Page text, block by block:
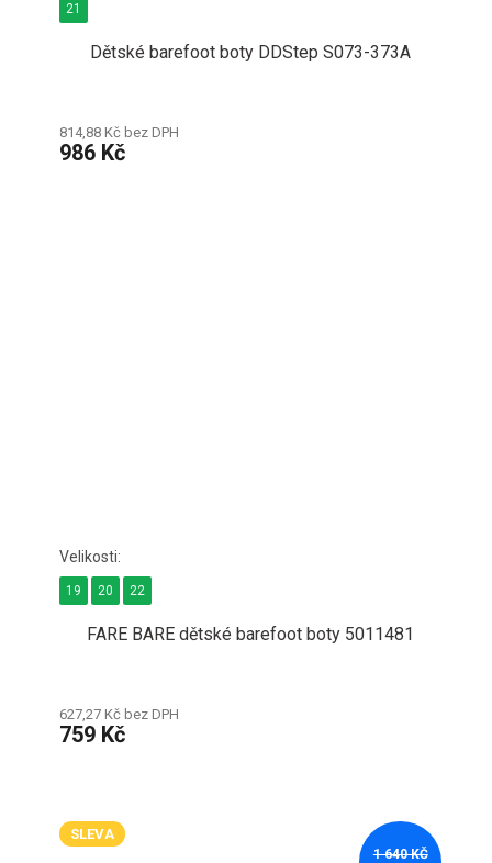
Dětské barefoot boty DDStep S073-373A
814,88 Kč bez DPH
986 Kč
21
FARE BARE dětské barefoot boty 5011481
627,27 Kč bez DPH
759 Kč
19 20 22
SLEVA
1 640 KČ